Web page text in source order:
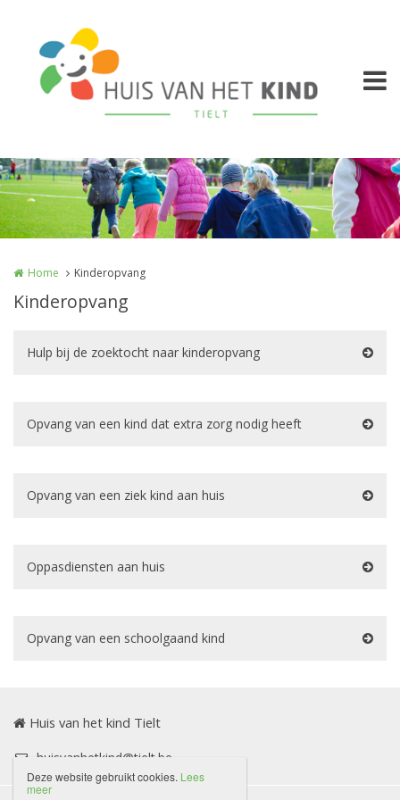
Home Kinderopvang
Kinderopvang
Hulp bij de zoektocht naar kinderopvang
Opvang van een kind dat extra zorg nodig heeft
Opvang van een ziek kind aan huis
Oppasdiensten aan huis
Opvang van een schoolgaand kind
Huis van het kind Tielt
huisvanhetkind@tielt.be
Deze website gebruikt cookies. Lees
meer